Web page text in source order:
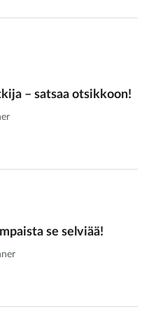
– satsaa otsikkoon!
se selviää!